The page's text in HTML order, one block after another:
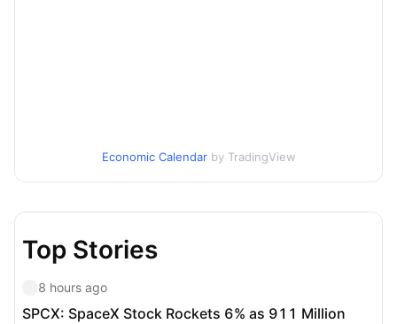
Economic Calendar by TradingView